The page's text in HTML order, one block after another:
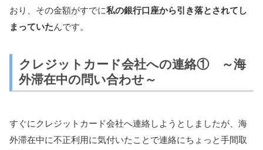
おり、その金額がすでに私の銀行口座から引き落とされてし
まっていたんです。
クレジットカード会社への連絡① ～海
外滞在中の問い合わせ～
すぐにクレジットカード会社へ連絡しようとしましたが、海
外滞在中に不正利用に気付いたことで連絡にちょっと手間取